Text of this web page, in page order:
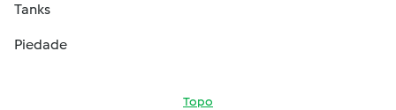
Tanks
Piedade
Topo